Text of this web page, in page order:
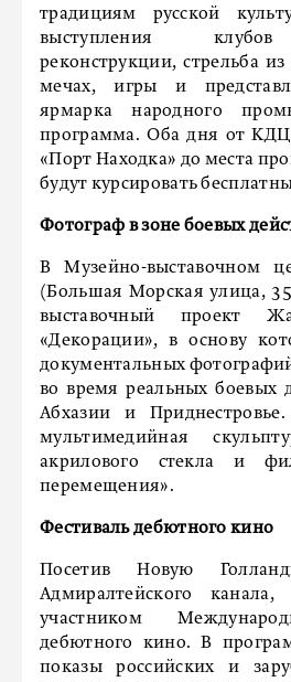
традициям русской
выступления клубов
реконструкции, стрельба
мечах, игры и
ярмарка народного
программа. Оба дня от
«Порт Находка» до места
будут курсировать
Фотограф в зоне боевых
В Музейно-выставочном
(Большая Морская улица,
выставочный проект
«Декорации», в основу
документальных
во время реальных боевых
Абхазии и
мультимедийная
акрилового стекла и
перемещения».
Фестиваль дебютного кино
Посетив Новую
Адмиралтейского
участником
дебютного кино. В
показы российских и